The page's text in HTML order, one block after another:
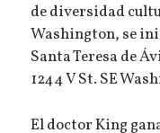
de diversidad
Washington, se
Santa Teresa de
1244 V St. SE
El doctor King